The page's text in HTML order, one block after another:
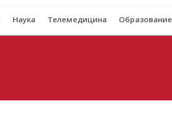
Наука Телемедицина Образование